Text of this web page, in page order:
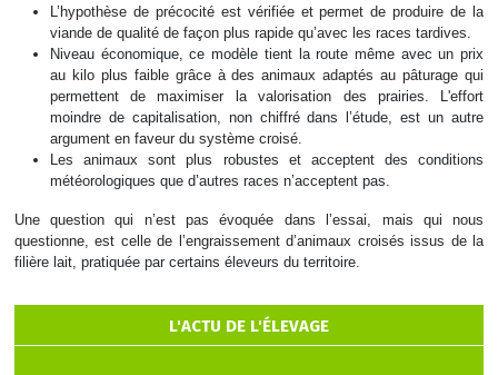
L’hypothèse de précocité est vérifiée et permet de produire de la
viande de qualité de façon plus rapide qu’avec les races tardives.
Niveau économique, ce modèle tient la route même avec un prix
au kilo plus faible grâce à des animaux adaptés au pâturage qui
permettent de maximiser la valorisation des prairies. L'effort
moindre de capitalisation, non chiffré dans l’étude, est un autre
argument en faveur du système croisé.
Les animaux sont plus robustes et acceptent des conditions
météorologiques que d’autres races n’acceptent pas.
Une question qui n’est pas évoquée dans l’essai, mais qui nous
questionne, est celle de l’engraissement d’animaux croisés issus de la
filière lait, pratiquée par certains éleveurs du territoire.
L'ACTU DE L'ÉLEVAGE